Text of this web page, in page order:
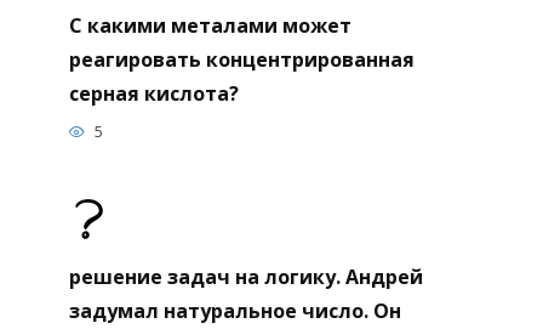
С какими металами может
реагировать концентрированная
серная кислота?
5
решение задач на логику. Андрей
задумал натуральное число. Он